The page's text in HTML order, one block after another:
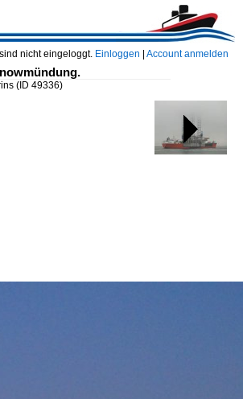
nicht eingeloggt. Einloggen Account anmelden
(ID 49336)